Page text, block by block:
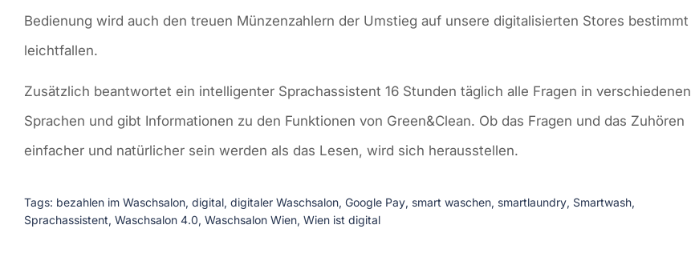
Bedienung wird auch den treuen Münzenzahlern der Umstieg auf unsere digitalisierten Stores bestimmt
leichtfallen.
Zusätzlich beantwortet ein intelligenter Sprachassistent 16 Stunden täglich alle Fragen in verschiedenen
Sprachen und gibt Informationen zu den Funktionen von Green&Clean. Ob das Fragen und das Zuhören
einfacher und natürlicher sein werden als das Lesen, wird sich herausstellen.
Tags: bezahlen im Waschsalon, digital, digitaler Waschsalon, Google Pay, smart waschen, smartlaundry, Smartwash,
Sprachassistent, Waschsalon 4.0, Waschsalon Wien, Wien ist digital